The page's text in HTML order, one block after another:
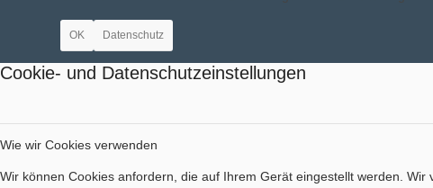
OK Datenschutz
Cookie- und Datenschutzeinstellungen
Wie wir Cookies verwenden
Wir können Cookies anfordern, die auf Ihrem Gerät eingestellt werden.